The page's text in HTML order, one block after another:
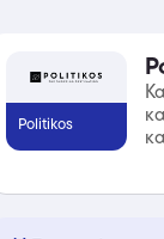
Politikos